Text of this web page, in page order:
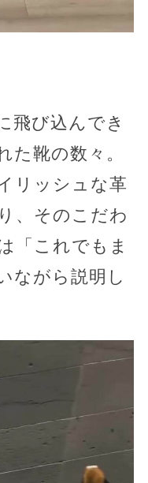
飛び込んでき
た靴の数々。
リッシュな革
、そのこだわ
「これでもま
ながら説明し